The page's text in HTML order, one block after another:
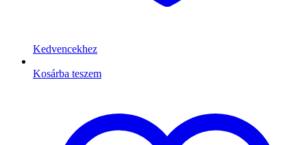
Kedvencekhez
Kosárba teszem